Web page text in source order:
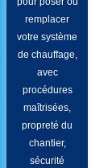
remplacer
votre système
de chauffage,
avec
procédures
maîtrisées,
propreté du
chantier,
sécurité